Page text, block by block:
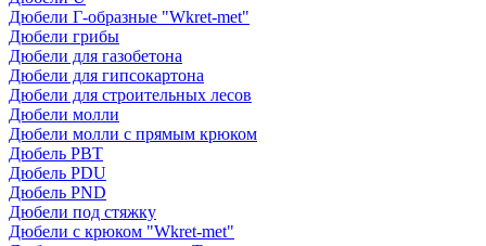
Дюбели Г-образные "Wkret-met"
Дюбели грибы
Дюбели для газобетона
Дюбели для гипсокартона
Дюбели для строительных лесов
Дюбели молли
Дюбели молли с прямым крюком
Дюбель PBT
Дюбель PDU
Дюбель PND
Дюбели под стяжку
Дюбели с крюком "Wkret-met"